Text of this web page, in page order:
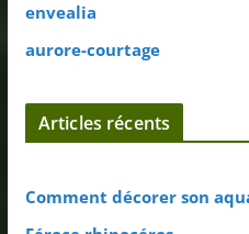
envealia
aurore-courtage
Articles récents
Comment décorer son